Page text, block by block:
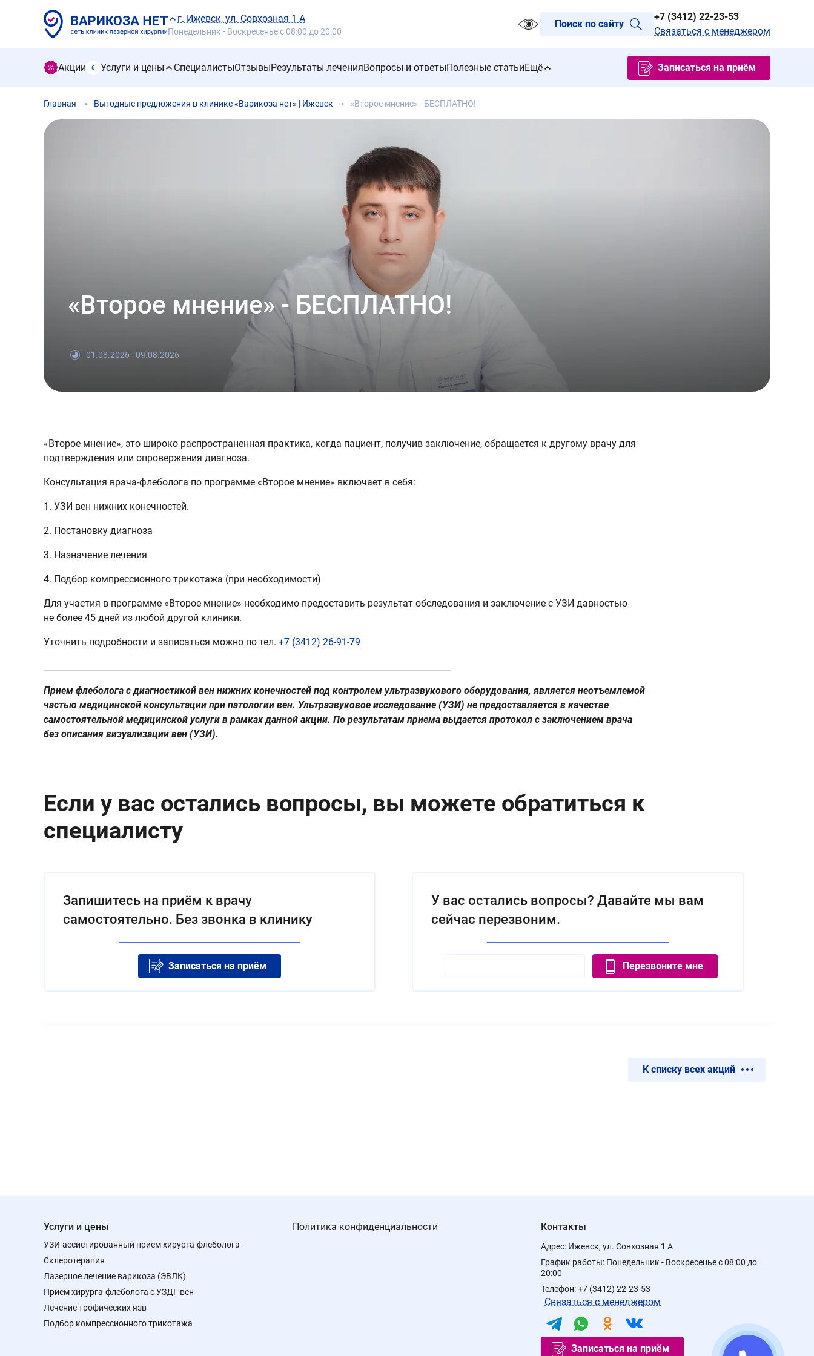
г. Ижевск, ул. Совхозная 1 А
Понедельник - Воскресенье с 08:00 до 20:00
Поиск по сайту
+7 (3412) 22-23-53
Связаться с менеджером
Акции 6 Услуги и цены СпециалистыОтзывыРезультаты леченияВопросы и ответыПолезные статьиЕщё Записаться на приём
Главная Выгодные предложения в клинике «Варикоза нет» | Ижевск «Второе мнение» - БЕСПЛАТНО!
«Второе мнение» - БЕСПЛАТНО!
01.08.2026 - 09.08.2026
«Второе мнение», это широко распространенная практика, когда пациент, получив заключение, обращается к другому врачу для
подтверждения или опровержения диагноза.
Консультация врача-флеболога по программе «Второе мнение» включает в себя:
1. УЗИ вен нижних конечностей.
2. Постановку диагноза
3. Назначение лечения
4. Подбор компрессионного трикотажа (при необходимости)
Для участия в программе «Второе мнение» необходимо предоставить результат обследования и заключение с УЗИ давностью
не более 45 дней из любой другой клиники.
Уточнить подробности и записаться можно по тел. +7 (3412) 26-91-79
Прием флеболога с диагностикой вен нижних конечностей под контролем ультразвукового оборудования, является неотъемлемой
частью медицинской консультации при патологии вен. Ультразвуковое исследование (УЗИ) не предоставляется в качестве
самостоятельной медицинской услуги в рамках данной акции. По результатам приема выдается протокол с заключением врача
без описания визуализации вен (УЗИ).
Если у вас остались вопросы, вы можете обратиться к
специалисту
Запишитесь на приём к врачу
самостоятельно. Без звонка в клинику
Записаться на приём
У вас остались вопросы? Давайте мы вам
сейчас перезвоним.
Перезвоните мне
К списку всех акций
Услуги и цены
УЗИ-ассистированный прием хирурга-флеболога
Склеротерапия
Лазерное лечение варикоза (ЭВЛК)
Прием хирурга-флеболога с УЗДГ вен
Лечение трофических язв
Подбор компрессионного трикотажа
Политика конфиденциальности Контакты
Адрес: Ижевск, ул. Совхозная 1 А
График работы: Понедельник - Воскресенье с 08:00 до
20:00
Телефон: +7 (3412) 22-23-53
Связаться с менеджером
Записаться на приём